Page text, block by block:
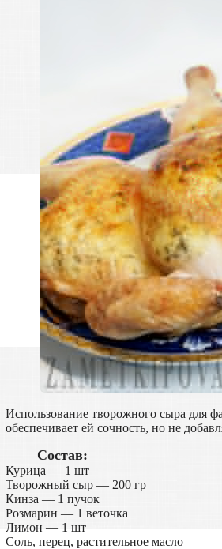
Использование творожного сыра для
обеспечивает ей сочность, но не
Состав:
Курица — 1 шт
Творожный сыр — 200 гр
Кинза — 1 пучок
Розмарин — 1 веточка
Лимон — 1 шт
Соль, перец, растительное масло